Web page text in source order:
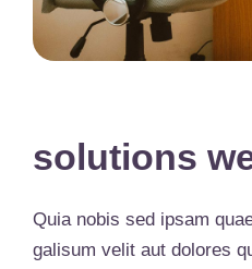
solutions
Quia nobis sed ipsam
galisum velit aut dolores